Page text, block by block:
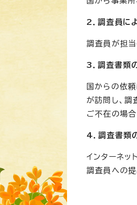
2．調査員に
調査員が担
3．調査書類
国からの依
が訪問し、調
ご不在の場合
4．調査書類
インターネッ
調査員への